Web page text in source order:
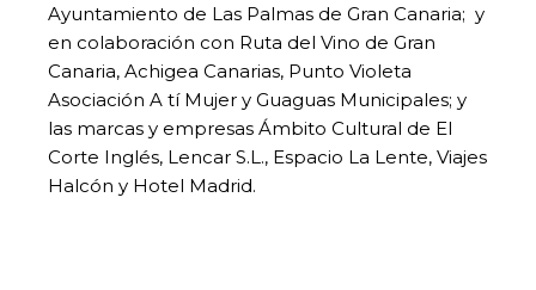
Ayuntamiento de Las Palmas de Gran Canaria; y
en colaboración con Ruta del Vino de Gran
Canaria, Achigea Canarias, Punto Violeta
Asociación A tí Mujer y Guaguas Municipales; y
las marcas y empresas Ámbito Cultural de El
Corte Inglés, Lencar S.L., Espacio La Lente, Viajes
Halcón y Hotel Madrid.